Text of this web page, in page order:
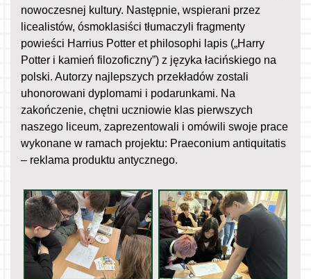
nowoczesnej kultury. Następnie, wspierani przez
licealistów, ósmoklasiści tłumaczyli fragmenty
powieści Harrius Potter et philosophi lapis („Harry
Potter i kamień filozoficzny”) z języka łacińskiego na
polski. Autorzy najlepszych przekładów zostali
uhonorowani dyplomami i podarunkami. Na
zakończenie, chętni uczniowie klas pierwszych
naszego liceum, zaprezentowali i omówili swoje prace
wykonane w ramach projektu: Praeconium antiquitatis
– reklama produktu antycznego.